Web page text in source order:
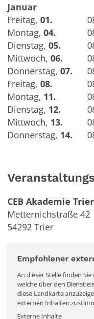
Januar
Freitag, 01.
Montag, 04.
Dienstag, 05.
Mittwoch, 06.
Donnerstag, 07.
Freitag, 08.
Montag, 11.
Dienstag, 12.
Mittwoch, 13.
Donnerstag, 14.
CEB Akademie Trier
Metternichstraße 42
54292 Trier
Empfohlener
An dieser Stelle finden
welche über den
diese Landkarte
externen Inhalten
Externe Inhalte